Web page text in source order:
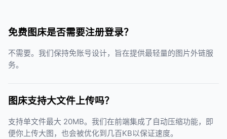
免费图床是否需要注册登录？
不需要。我们保持免账号设计，旨在提供最轻量的图片外链服
务。
图床支持大文件上传吗？
支持单文件最大 20MB。我们在前端集成了自动压缩功能，即
便你上传大图，也会被优化到几百KB以保证速度。